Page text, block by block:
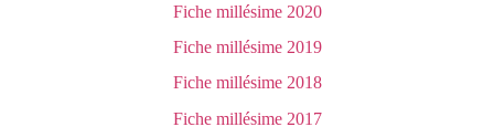
Fiche millésime 2020
Fiche millésime 2019
Fiche millésime 2018
Fiche millésime 2017